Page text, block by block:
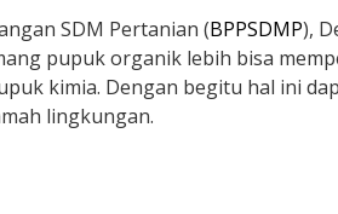
SDM Pertanian (BPPSDMP),
pupuk organik lebih bisa
kimia. Dengan begitu hal ini
lingkungan.